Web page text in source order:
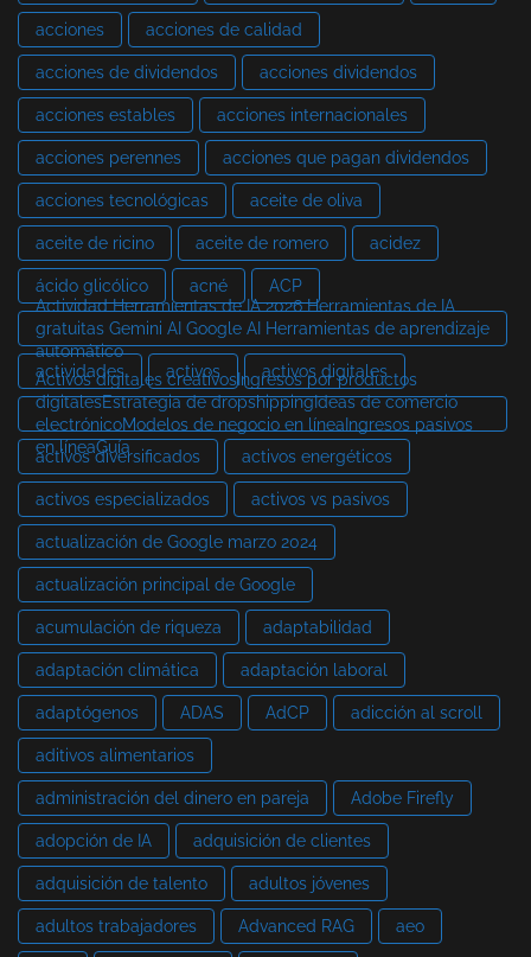
acciones acciones de calidad
acciones de dividendos acciones dividendos
acciones estables acciones internacionales
acciones perennes acciones que pagan dividendos
acciones tecnológicas aceite de oliva
aceite de ricino aceite de romero acidez
ácido glicólico acné
ACP
Actividad Herramientas de IA 2026 Herramientas de IA
gratuitas Gemini AI Google AI Herramientas de aprendizaje
automático
actividades
activos activos digitales
Activos digitales creativosIngresos por productos
digitalesEstrategia de dropshippingIdeas de comercio
electrónicoModelos de negocio en líneaIngresos pasivos
en líneaGuía
activos diversificados activos energéticos
activos especializados activos vs pasivos
actualización de Google marzo 2024
actualización principal de Google
acumulación de riqueza adaptabilidad
adaptación climática adaptación laboral
adaptógenos ADAS AdCP adicción al scroll
aditivos alimentarios
administración del dinero en pareja Adobe Firefly
adopción de IA adquisición de clientes
adquisición de talento adultos jóvenes
adultos trabajadores Advanced RAG aeo